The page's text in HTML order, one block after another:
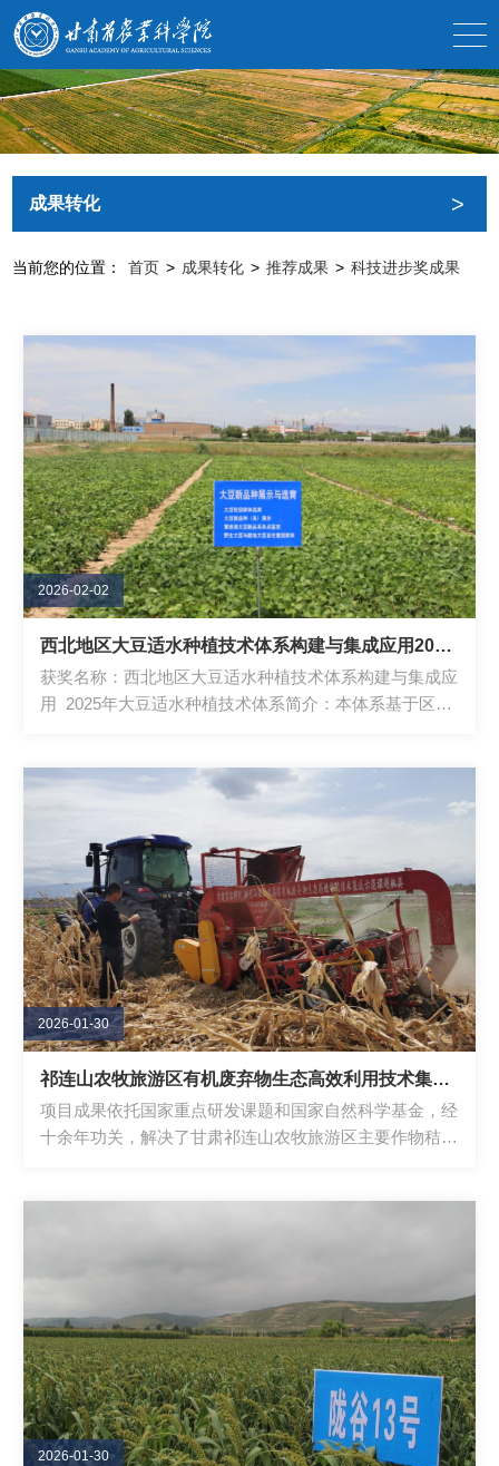
成果转化 >
当前您的位置： 首页 > 成果转化 > 推荐成果 > 科技进步奖成果
2026-02-02
西北地区大豆适水种植技术体系构建与集成应用2025年
获奖名称：西北地区大豆适水种植技术体系构建与集成应
用 2025年大豆适水种植技术体系简介：本体系基于区域
2026-01-30
祁连山农牧旅游区有机废弃物生态高效利用技术集成示范
项目成果依托国家重点研发课题和国家自然科学基金，经
十余年功关，解决了甘肃祁连山农牧旅游区主要作物秸
2026-01-30